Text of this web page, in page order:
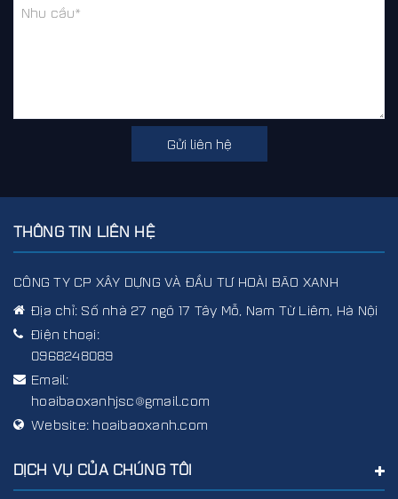
Gửi liên hệ
THÔNG TIN LIÊN HỆ
CÔNG TY CP XÂY DỰNG VÀ ĐẦU TƯ HOÀI BÃO XANH
Địa chỉ: Số nhà 27 ngõ 17 Tây Mỗ, Nam Từ Liêm, Hà Nội
Điện thoại:
0968248089
Email:
hoaibaoxanhjsc@gmail.com
Website: hoaibaoxanh.com
DỊCH VỤ CỦA CHÚNG TÔI